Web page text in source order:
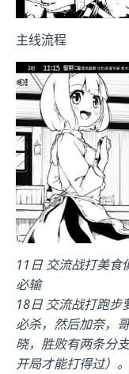
主线流程
11日 交流战打美食
必输
18日 交流战打跑步
必杀，然后加奈，
晓，胜败有两条分
开局才能打得过）